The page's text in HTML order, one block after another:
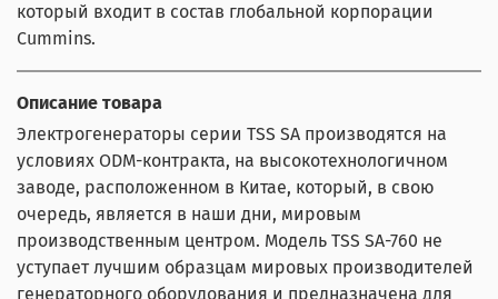
который входит в состав глобальной корпорации
Cummins.
Описание товара
Электрогенераторы серии TSS SA производятся на
условиях ODM-контракта, на высокотехнологичном
заводе, расположенном в Китае, который, в свою
очередь, является в наши дни, мировым
производственным центром. Модель TSS SA-760 не
уступает лучшим образцам мировых производителей
генераторного оборудования и предназначена для